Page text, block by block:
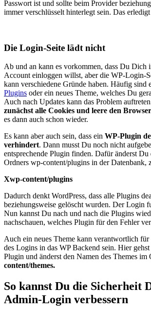
Passwort ist und sollte beim Provider
immer verschlüsselt hinterlegt sein. Das
Die Login-Seite lädt nicht
Ab und an kann es vorkommen, dass Du Dich
Account einloggen willst, aber die WP-Login-
kann verschiedene Gründe haben. Häufig sind
Plugins oder ein neues Theme, welches Du
Auch nach Updates kann das Problem
zunächst alle Cookies und leere den
es dann auch schon wieder.
Es kann aber auch sein, dass ein WP-Plugin
verhindert. Dann musst Du noch nicht
entsprechende Plugin finden. Dafür änderst Du
Ordners wp-content/plugins in der Datenbank,
Xwp-content/plugins
Dadurch denkt WordPress, dass alle Plugins
beziehungsweise gelöscht wurden. Der Login
Nun kannst Du nach und nach die Plugins
nachschauen, welches Plugin für den Fehler
Auch ein neues Theme kann verantwortlich für
des Logins in das WP Backend sein. Hier
Plugin und änderst den Namen des Themes im
content/themes.
So kannst Du die Sicherheit
Admin-Login verbessern